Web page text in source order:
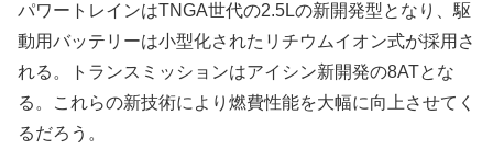
パワートレインはTNGA世代の2.5Lの新開発型となり、駆
動用バッテリーは小型化されたリチウムイオン式が採用さ
れる。トランスミッションはアイシン新開発の8ATとな
る。これらの新技術により燃費性能を大幅に向上させてく
るだろう。